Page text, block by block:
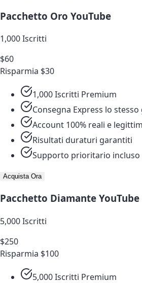
Pacchetto Oro YouTube
1,000 Iscritti
$60
Risparmia $30
1,000 Iscritti Premium
Consegna Express lo
Account 100% reali e
Risultati duraturi garantiti
Supporto prioritario incluso
Acquista Ora
Pacchetto Diamante YouTube
5,000 Iscritti
$250
Risparmia $100
5,000 Iscritti Premium